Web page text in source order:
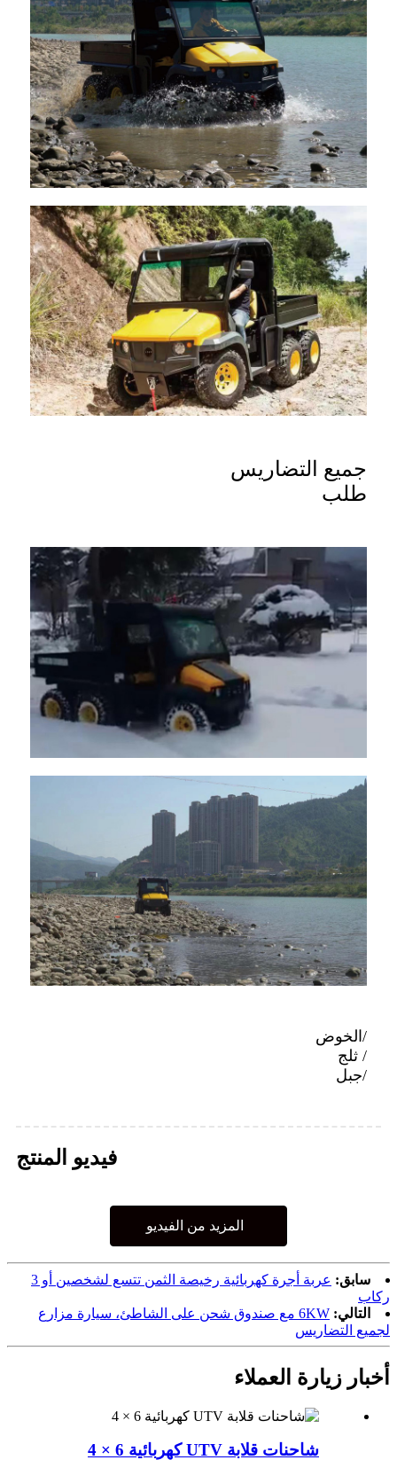
جميع التضاريس
طلب
/الخوض
/ ثلج
/جبل
فيديو المنتج
المزيد من الفيديو
سابق:
عربة أجرة كهربائية رخيصة الثمن تتسع لشخصين أو 3
ركاب
التالي:
6KW مع صندوق شحن على الشاطئ، سيارة مزارع
لجميع التضاريس
أخبار زيارة العملاء
شاحنات قلابة UTV كهربائية 6 × 4